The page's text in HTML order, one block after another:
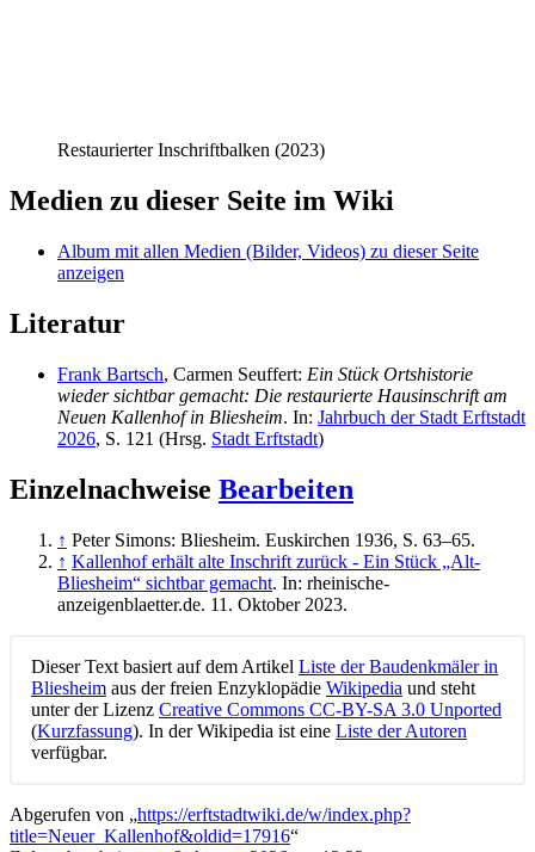
Restaurierter Inschriftbalken (2023)
Medien zu dieser Seite im Wiki
Album mit allen Medien (Bilder, Videos) zu dieser Seite
anzeigen
Literatur
Frank Bartsch, Carmen Seuffert: Ein Stück Ortshistorie
wieder sichtbar gemacht: Die restaurierte Hausinschrift am
Neuen Kallenhofin Bliesheim. In: Jahrbuch der Stadt Erftstadt
2026, S. 121 (Hrsg. Stadt Erftstadt)
Einzelnachweise Bearbeiten
↑ Peter Simons: Bliesheim. Euskirchen 1936, S. 63–65.
↑ Kallenhof erhält alte Inschrift zurück - Ein Stück „Alt-
Bliesheim“ sichtbar gemacht. In: rheinische-
anzeigenblaetter.de. 11. Oktober 2023.
Dieser Text basiert auf dem Artikel Liste der Baudenkmäler in
Bliesheim aus der freien Enzyklopädie Wikipedia und steht
unter der Lizenz Creative Commons CC-BY-SA 3.0 Unported
(Kurzfassung). In der Wikipedia ist eine Liste der Autoren
verfügbar.
Abgerufen von „https://erftstadtwiki.de/w/index.php?
title=Neuer_Kallenhof&oldid=17916“